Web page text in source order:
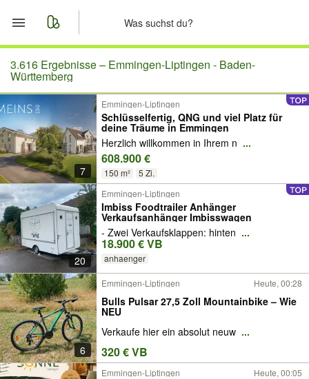
Start
Merkliste
Nachrichten
Anzeige aufgeben
3.616 Ergebnisse – Emmingen-Liptingen - Baden-
Württemberg
7
Emmingen-Liptingen
Schlüsselfertig, QNG und viel Platz für
deine Träume in Emmingen
Herzlich willkommen in Ihrem n ...
608.900 €
150 m² 5 Zi.
20
Emmingen-Liptingen
Imbiss Foodtrailer Anhänger
Verkaufsanhänger Imbisswagen
- Zwei Verkaufsklappen: hinten ...
18.900 € VB
anhaenger
6
Emmingen-Liptingen Heute, 00:28
Bulls Pulsar 27,5 Zoll Mountainbike – Wie
NEU
Verkaufe hier ein absolut neuw ...
320 € VB
Emmingen-Liptingen Heute, 00:05